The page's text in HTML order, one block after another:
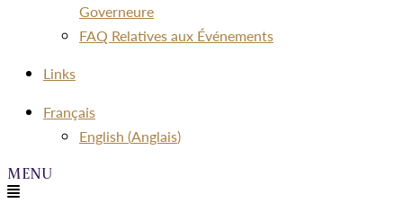
Governeure
FAQ Relatives aux Événements
Links
Menu
Français
English (Anglais)